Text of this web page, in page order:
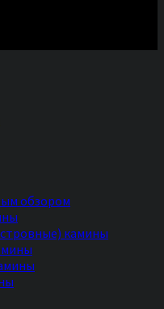
обзором
камины